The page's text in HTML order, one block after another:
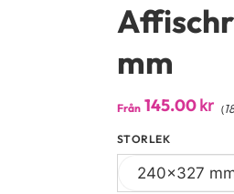
mm
Från 145.00kr (
STORLEK